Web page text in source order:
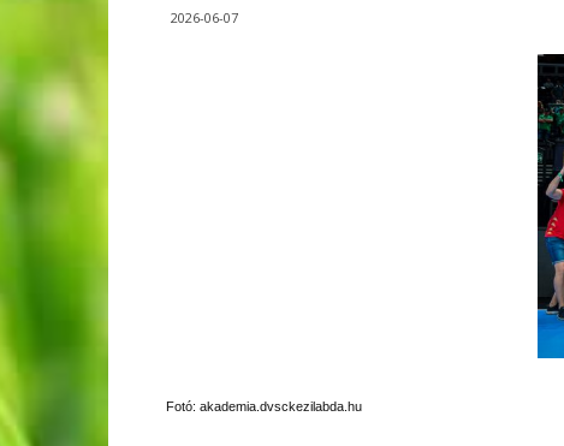
2026-06-07
Fotó: akademia.dvsckezilabda.hu